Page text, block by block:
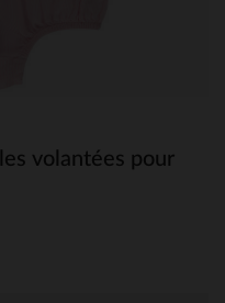
volantées pour